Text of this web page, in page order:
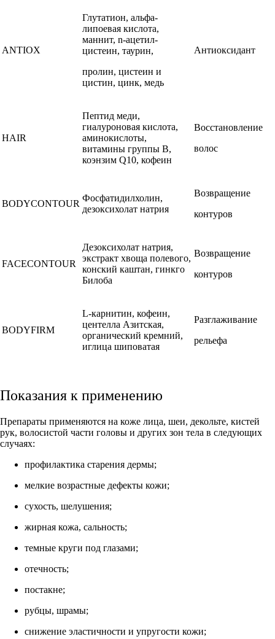
ANTIOX
Глутатион, альфа-
липоевая кислота,
маннит, n-ацетил-
цистеин, таурин,
пролин, цистеин и
цистин, цинк, медь
Антиоксидант
HAIR
Пептид меди,
гиалуроновая кислота,
аминокислоты,
витамины группы В,
коэнзим Q10, кофеин
Восстановление
волос
BODYCONTOUR
Фосфатидилхолин,
дезоксихолат натрия
Возвращение
контуров
FACECONTOUR
Дезоксихолат натрия,
экстракт хвоща полевого,
конский каштан, гинкго
Билоба
Возвращение
контуров
BODYFIRM
L-карнитин, кофеин,
центелла Азитская,
органический кремний,
иглица шиповатая
Разглаживание
рельефа
Показания к применению
Препараты применяются на коже лица, шеи, декольте, кистей
рук, волосистой части головы и других зон тела в следующих
случаях:
профилактика старения дермы;
мелкие возрастные дефекты кожи;
сухость, шелушения;
жирная кожа, сальность;
темные круги под глазами;
отечность;
постакне;
рубцы, шрамы;
снижение эластичности и упругости кожи;